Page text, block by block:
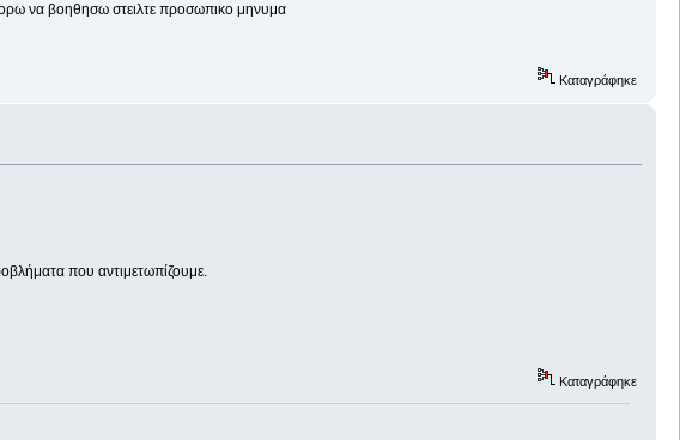
να βοηθησω στειλτε προσωπικο μηνυμα
Καταγράφηκε
που αντιμετωπίζουμε.
Καταγράφηκε